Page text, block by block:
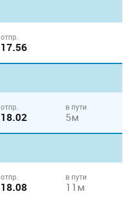
отпр.
17.56
отпр.
18.02
в пути
5м
отпр.
18.08
в пути
11м